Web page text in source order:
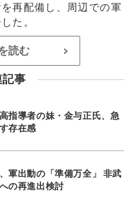
再配備し、周辺での軍
た。
読む >
事
指導者の妹・金与正氏、急
存在感
軍出動の「準備万全」 非武
の再進出検討